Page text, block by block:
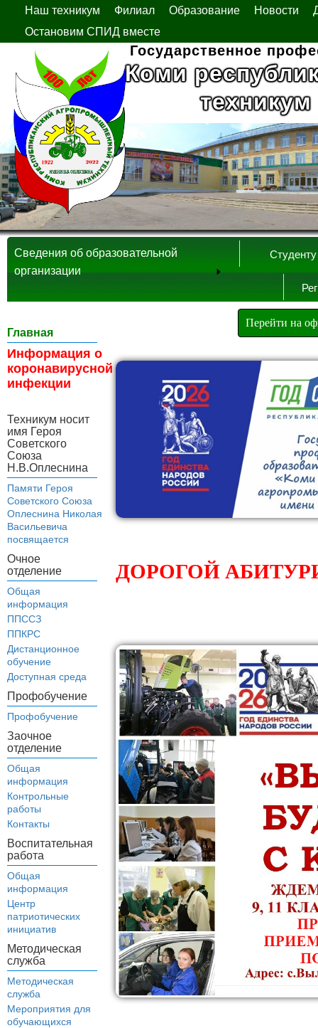
Наш техникум Филиал Образование Новости
Остановим СПИД вместе
Государственное
Коми
Студенту
Сведения об образовательной
организации
Главная
Информация о
коронавирусной
инфекции
Техникум носит
имя Героя
Советского
Союза
Н.В.Оплеснина
Памяти Героя
Советского Союза
Оплеснина Николая
Васильевича
посвящается
Очное
отделение
Общая
информация
ППССЗ
ППКРС
Дистанционное
обучение
Доступная среда
Профобучение
Профобучение
Заочное
отделение
Общая
информация
Контрольные
работы
Контакты
Воспитательная
работа
Общая
информация
Центр
патриотических
инициатив
Методическая
служба
Методическая
служба
Мероприятия для
обучающихся
Перейти на
ДОРОГОЙ